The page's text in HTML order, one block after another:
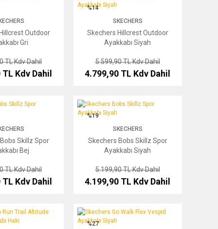
Outdoor
Gri
TLKdv Dahil
TL Kdv Dahil
%14
SKECHERS
Skechers Hillcrest Outdoor
Ayakkabı Siyah
5.599,90 TLKdv Dahil
4.799,90 TL Kdv Dahil
Spor Ayakkabı Bej
Skillz Spor
Bej
TLKdv Dahil
TL Kdv Dahil
Skechers Bobs Skillz Spor Ayakkabı Siyah
%19
SKECHERS
Skechers Bobs Skillz Spor
Ayakkabı Siyah
5.199,90 TLKdv Dahil
4.199,90 TL Kdv Dahil
Trail Altıtude Outdoor Ayakkabı HakiSkechers Go Walk Flex Vespid Ayakkabı Siyah
%27